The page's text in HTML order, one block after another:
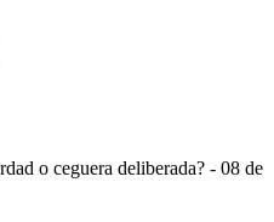
o ceguera deliberada? - 08 de